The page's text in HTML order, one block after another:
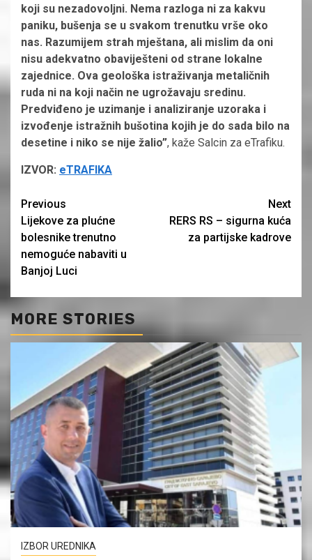
koji su nezadovoljni. Nema razloga ni za kakvu
paniku, bušenja se u svakom trenutku vrše oko
nas. Razumijem strah mještana, ali mislim da oni
nisu adekvatno obaviješteni od strane lokalne
zajednice. Ova geološka istraživanja metaličnih
ruda ni na koji način ne ugrožavaju sredinu.
Predviđeno je uzimanje i analiziranje uzoraka i
izvođenje istražnih bušotina kojih je do sada bilo na
desetine i niko se nije žalio”, kaže Salcin za eTrafiku.
IZVOR: eTRAFIKA
Continue
Reading
Previous
Lijekove za plućne
bolesnike trenutno
nemoguće nabaviti u
Banjoj Luci
Next
RERS RS – sigurna kuća
za partijske kadrove
MORE STORIES
IZBOR UREDNIKA